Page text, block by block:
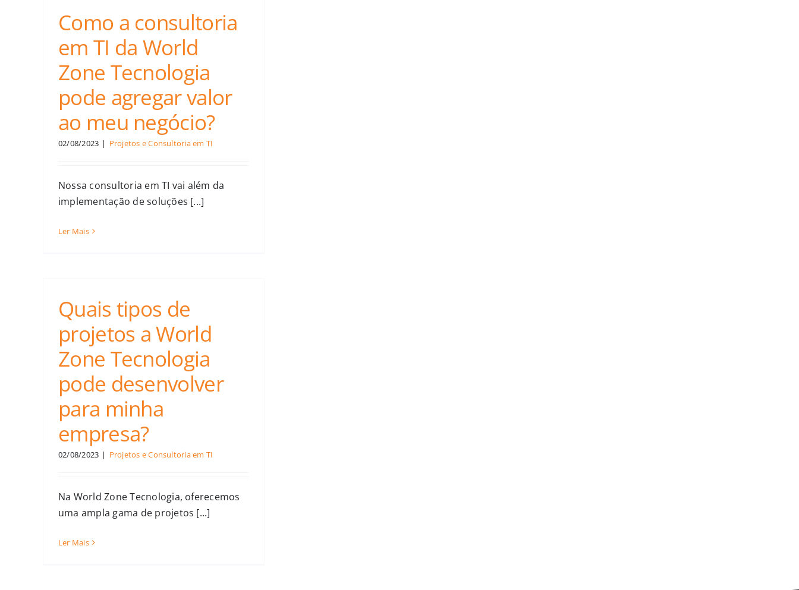
Como a consultoria
em TI da World
Zone Tecnologia
pode agregar valor
ao meu negócio?
02/08/2023 | Projetos e Consultoria em TI
Nossa consultoria em TI vai além da
implementação de soluções [...]
Ler Mais
Quais tipos de
projetos a World
Zone Tecnologia
pode desenvolver
para minha
empresa?
02/08/2023 | Projetos e Consultoria em TI
Na World Zone Tecnologia, oferecemos
uma ampla gama de projetos [...]
Ler Mais